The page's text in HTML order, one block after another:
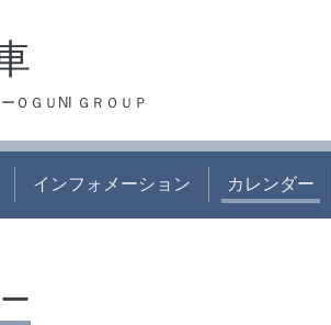
ＯＧＵNI ＧＲＯＵＰ
インフォメーション カレンダー